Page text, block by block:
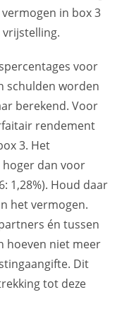
in box 3
voor
schulden worden
berekend. Voor
rendement
3. Het
hoger dan voor
1,28%). Houd daar
het vermogen.
én tussen
hoeven niet meer
Dit
tot deze